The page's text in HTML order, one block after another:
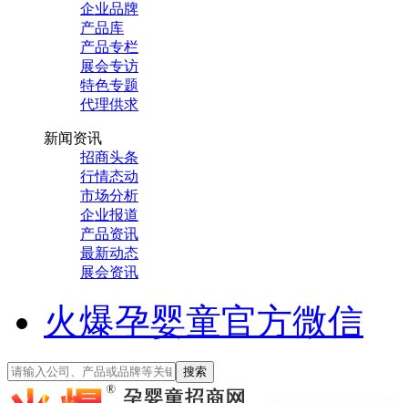
企业品牌
产品库
产品专栏
展会专访
特色专题
代理供求
新闻资讯
招商头条
行情态动
市场分析
企业报道
产品资讯
最新动态
展会资讯
火爆孕婴童官方微信